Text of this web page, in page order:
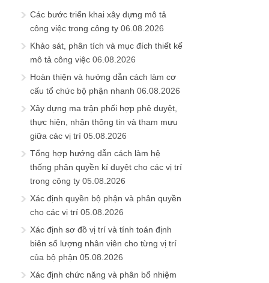
Các bước triển khai xây dựng mô tả
công việc trong công ty 06.08.2026
Khảo sát, phân tích và mục đích thiết kế
mô tả công việc 06.08.2026
Hoàn thiện và hướng dẫn cách làm cơ
cấu tổ chức bộ phận nhanh 06.08.2026
Xây dựng ma trận phối hợp phê duyệt,
thực hiện, nhận thông tin và tham mưu
giữa các vị trí 05.08.2026
Tổng hợp hướng dẫn cách làm hệ
thống phân quyền kí duyệt cho các vị trí
trong công ty 05.08.2026
Xác định quyền bộ phận và phân quyền
cho các vị trí 05.08.2026
Xác định sơ đồ vị trí và tính toán định
biên số lượng nhân viên cho từng vị trí
của bộ phận 05.08.2026
Xác định chức năng và phân bổ nhiệm